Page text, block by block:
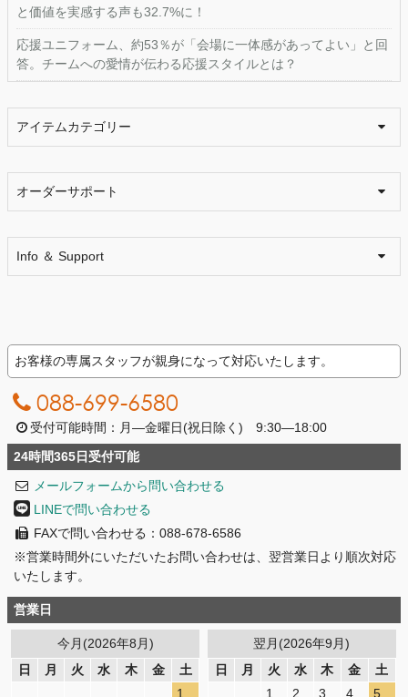
と価値を実感する声も32.7%に！
応援ユニフォーム、約53％が「会場に一体感があってよい」と回
答。チームへの愛情が伝わる応援スタイルとは？
アイテムカテゴリー
オーダーサポート
Info ＆ Support
お客様の専属スタッフが親身になって対応いたします。
088-699-6580
受付可能時間：月―金曜日(祝日除く) 9:30―18:00
24時間365日受付可能
メールフォームから問い合わせる
LINEで問い合わせる
FAXで問い合わせる：088-678-6586
※営業時間外にいただいたお問い合わせは、翌営業日より順次対応
いたします。
営業日
今月(2026年8月)
日
月 火 水 木 金
土
1
翌月(2026年9月)
日
月 火 水 木 金
土
1
2 3 4 5